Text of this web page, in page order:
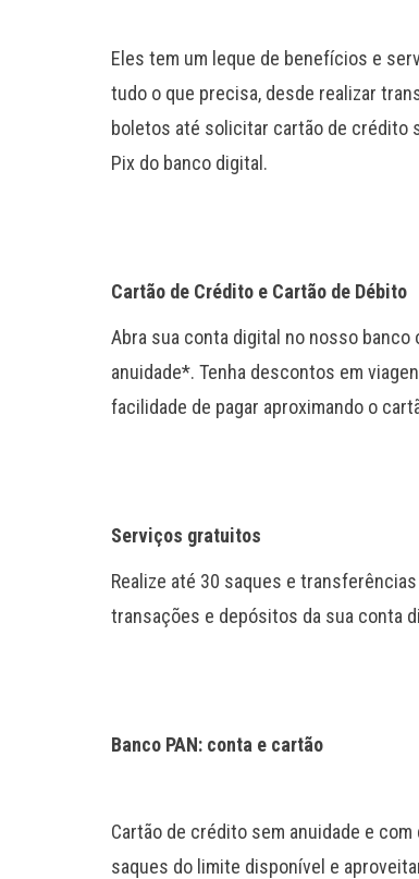
Eles tem um leque de benefícios e
tudo o que precisa, desde realizar
boletos até solicitar cartão de crédito
Pix do banco digital.
Cartão de Crédito e Cartão de Débito
Abra sua conta digital no nosso
anuidade*. Tenha descontos em
facilidade de pagar aproximando o
Serviços gratuitos
Realize até 30 saques e
transações e depósitos da sua conta
Banco PAN: conta e cartão
Cartão de crédito sem anuidade e
saques do limite disponível e